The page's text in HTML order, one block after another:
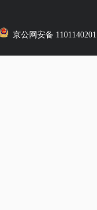
京公网安备